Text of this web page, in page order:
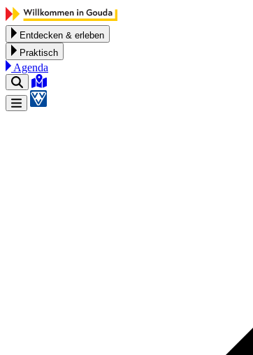
Zum Inhalt springen
Entdecken & erleben
Praktisch
Agenda